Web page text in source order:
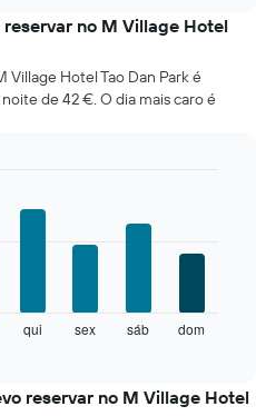
no M Village Hotel
Village Hotel Tao Dan Park é
de 42 €. O dia mais caro é
qui sex sáb dom
reservar no M Village Hotel